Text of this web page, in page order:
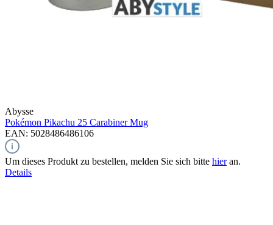
Abysse
Pokémon Pikachu 25 Carabiner Mug
EAN: 5028486486106
Um dieses Produkt zu bestellen, melden Sie sich bitte hieran.
Details